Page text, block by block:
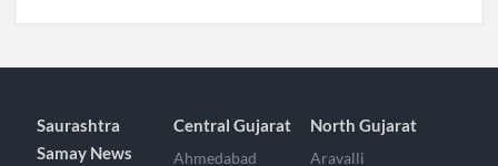
Saurashtra
Samay News
Central Gujarat
Ahmedabad
North Gujarat
Aravalli